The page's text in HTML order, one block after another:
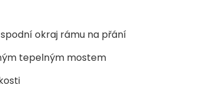
okraj rámu na přání
tepelným mostem